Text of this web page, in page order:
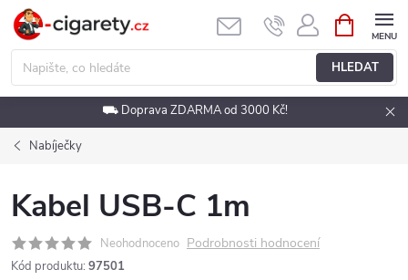
Přejít
obsah
HLEDAT
NÁKUPNÍ
KOŠÍK
⛟ Doprava ZDARMA od 3000 Kč!
Nabíječky
Kabel USB-C 1m
Neohodnoceno Podrobnosti hodnocení
Kód produktu: 97501